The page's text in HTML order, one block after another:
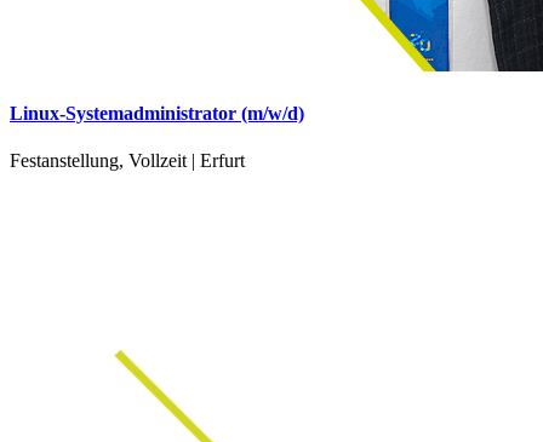
Linux-Systemadministrator (m/w/d)
Festanstellung, Vollzeit | Erfurt